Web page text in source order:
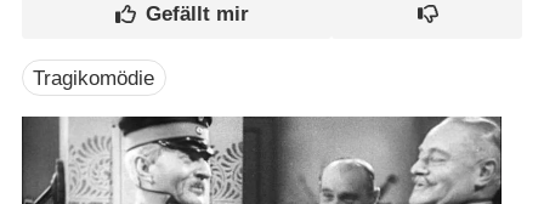
Tragikomödie